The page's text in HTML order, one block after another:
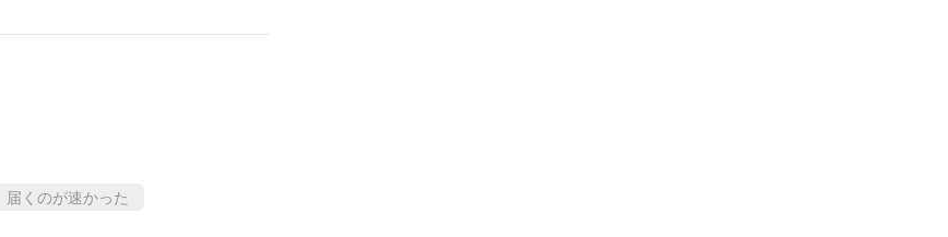
届くのが速かった